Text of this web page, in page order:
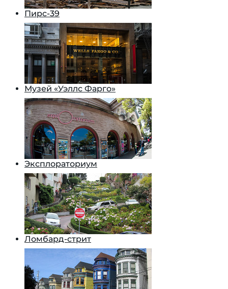
Пирс-39
Музей «Уэллс Фарго»
Эксплораториум
Ломбард-стрит